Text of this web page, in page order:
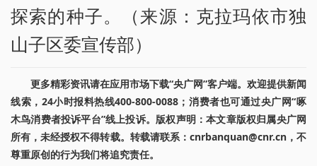
探索的种子。（来源：克拉玛依市独
山子区委宣传部）
更多精彩资讯请在应用市场下载“央广网”客户端。欢迎提供新闻
线索，24小时报料热线400-800-0088；消费者也可通过央广网“啄
木鸟消费者投诉平台”线上投诉。版权声明：本文章版权归属央广网
所有，未经授权不得转载。转载请联系：cnrbanquan@cnr.cn，不
尊重原创的行为我们将追究责任。